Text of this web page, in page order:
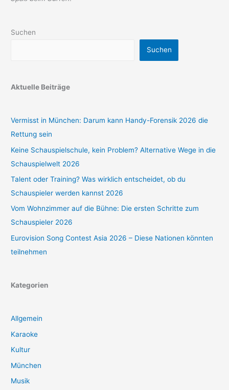
Suchen
Suchen
Aktuelle Beiträge
Vermisst in München: Darum kann Handy-Forensik 2026 die
Rettung sein
Keine Schauspielschule, kein Problem? Alternative Wege in die
Schauspielwelt 2026
Talent oder Training? Was wirklich entscheidet, ob du
Schauspieler werden kannst 2026
Vom Wohnzimmer auf die Bühne: Die ersten Schritte zum
Schauspieler 2026
Eurovision Song Contest Asia 2026 – Diese Nationen könnten
teilnehmen
Kategorien
Allgemein
Karaoke
Kultur
München
Musik